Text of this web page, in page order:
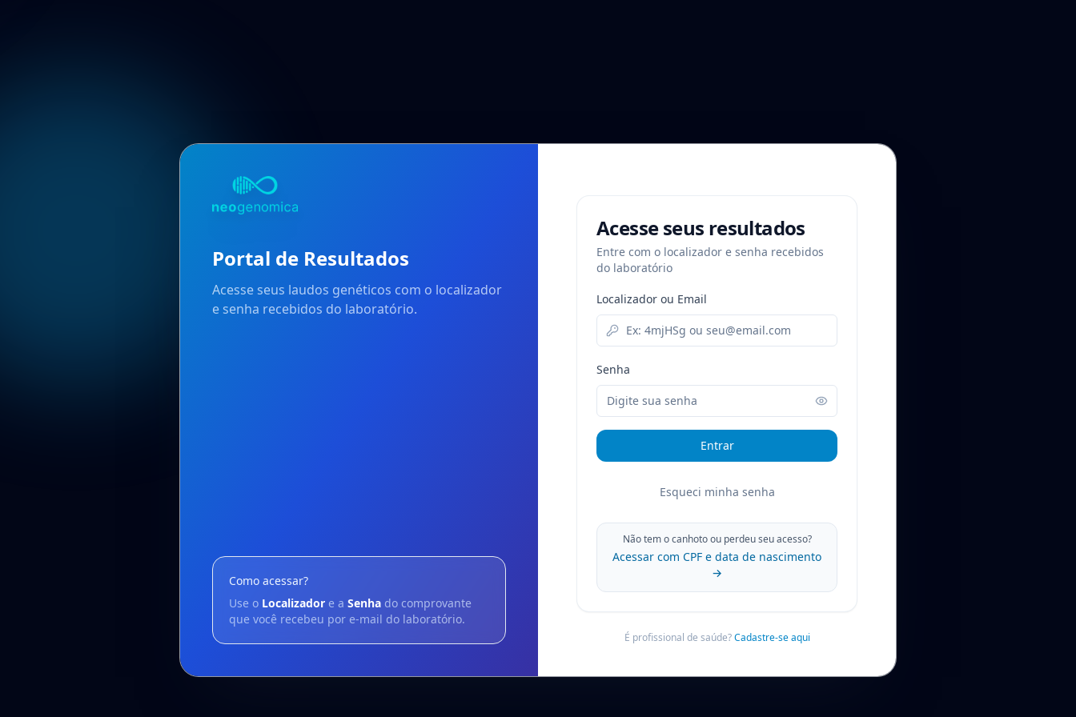
Portal de Resultados
Acesse seus laudos genéticos com o localizador
e senha recebidos do laboratório.
Como acessar?
Use o Localizador e a Senha do comprovante
que você recebeu por e-mail do laboratório.
Acesse seus resultados
Entre com o localizador e senha recebidos
do laboratório
Localizador ou Email
Senha
Entrar
Esqueci minha senha
Não tem o canhoto ou perdeu seu acesso?
Acessar com CPF e data de nascimento
→
É profissional de saúde? Cadastre-se aqui